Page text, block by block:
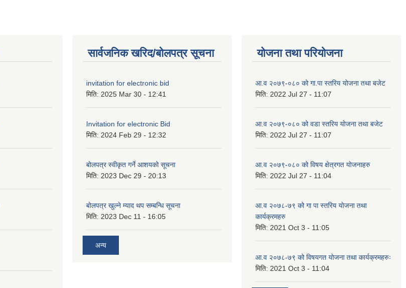
सार्वजनिक खरिद/बोलपत्र सूचना
invitation for electronic bid
मिति: 2025 Mar 30 - 12:41
Invitation for electronic Bid
मिति: 2024 Feb 29 - 12:32
बोलपत्र स्वीकृत गर्ने आशयको सूचना
मिति: 2023 Dec 29 - 20:13
बोलपत्र खुल्ने म्याद थप सम्बन्धि सूचना
मिति: 2023 Dec 11 - 16:05
अन्य
योजना तथा परियोजना
आ.व २०७९-०८० को गा.पा स्तरिय योजना तथा बजेट
मिति: 2022 Jul 27 - 11:07
आ.व २०७९-०८० को वडा स्तरिय योजना तथा बजेट
मिति: 2022 Jul 27 - 11:07
आ.व २०७९-०८० को विषय क्षेत्रगत योजनाहरु
मिति: 2022 Jul 27 - 11:04
आ.व २०७८-७९ को गा पा स्तरिय योजना तथा
कार्यक्रमहरु
मिति: 2021 Oct 3 - 11:05
आ.व २०७८-७९ को विषयगत योजना तथा कार्यक्रमहरुः
मिति: 2021 Oct 3 - 11:04